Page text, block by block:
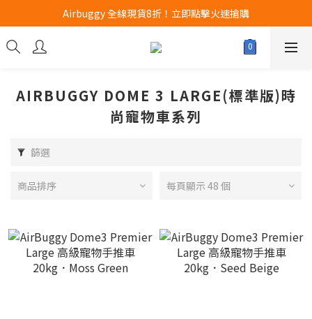
Airbuggy 全線現貨8折！立即點擊火速搶購
Airbuggy 全線現貨8折！立即點擊火速搶購
CURLI瑞士狗帶全款式3折！立即按下搶購
Airbuggy 全線現貨8折！立即點擊火速搶購
AIRBUGGY DOME 3 LARGE(標準版)時
尚寵物車系列
篩選
商品排序 每頁顯示 48 個